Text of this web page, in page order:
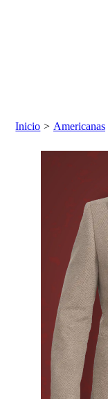
Inicio > Americanas